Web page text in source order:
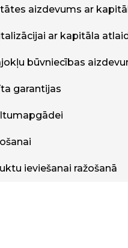
aizdevums ar
ar kapitāla
būvniecības
garantijas
ieviešanai ražošanā